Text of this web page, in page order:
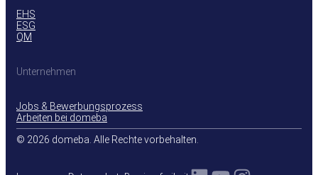
EHS
ESG
QM
Unternehmen
Jobs & Bewerbungsprozess
Arbeiten bei domeba
© 2026 domeba. Alle Rechte vorbehalten.